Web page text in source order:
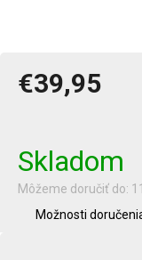
€39,95
Skladom
Môžeme doručiť do:
Možnosti